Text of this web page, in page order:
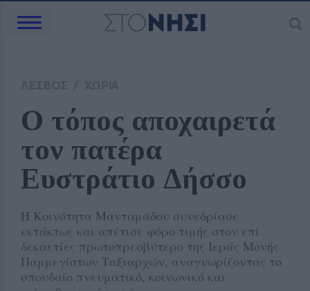
Ο τόπος αποχαιρετά
τον πατέρα
Ευστράτιο Δήσσο
Η Κοινότητα Μανταμάδου συνεδρίασε
εκτάκτως και απέτισε φόρο τιμής στον επί
δεκαετίες πρωτοπρεσβύτερο της Ιεράς Μονής
Παμμεγίστων Ταξιαρχών, αναγνωρίζοντας το
σπουδαίο πνευματικό, κοινωνικό και